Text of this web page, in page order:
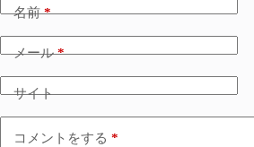
名前*
メール*
サイト
コメントをする *